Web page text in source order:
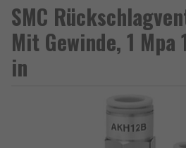
SMC
Mit Gewinde, 1 Mpa
in